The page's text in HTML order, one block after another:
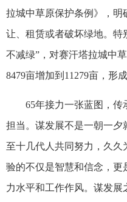
拉城中草原保护条例》，
让、租赁或者破坏绿地。特
不减绿”，对赛汗塔拉城中
8479亩增加到11279亩，形
65年接力一张蓝图，
担当。谋发展不是一朝一
至十几代人共同努力，久久
验的不仅是智慧和信念，
力水平和工作作风。谋发